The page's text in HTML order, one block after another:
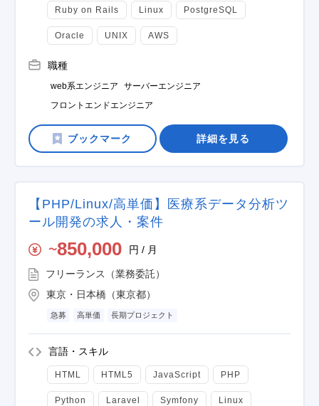
Ruby on Rails Linux PostgreSQL
Oracle UNIX AWS
職種
web系エンジニア
サーバーエンジニア
フロントエンドエンジニア
詳細を見る
【PHP/Linux/高単価】医療系データ分析ツ
ール開発の求人・案件
〜850,000 円 / 月
フリーランス（業務委託）
東京・日本橋（東京都）
急募 高単価 長期プロジェクト
言語・スキル
HTML HTML5 JavaScript PHP
Python Laravel Symfony Linux